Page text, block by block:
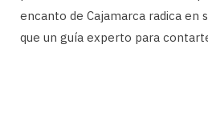
encanto de Cajamarca radica en
que un guía experto para